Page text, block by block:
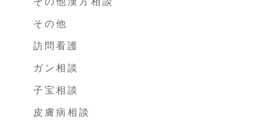
その他
訪問看護
ガン相談
子宝相談
皮膚病相談